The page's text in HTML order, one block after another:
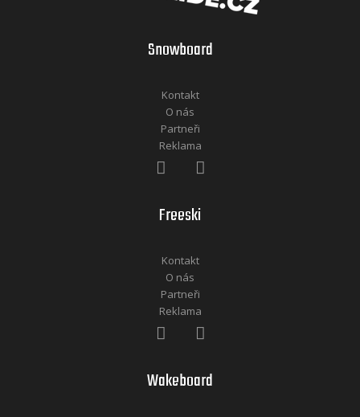
Snowboard
Kontakt
O nás
Partneři
Reklama
Freeski
Kontakt
O nás
Partneři
Reklama
Wakeboard